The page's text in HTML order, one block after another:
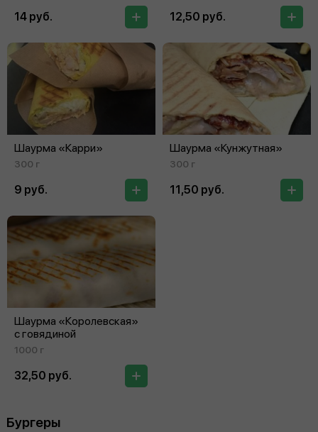
14 руб. 12,50 руб.
Шаурма «Карри»
300 г
9 руб.
Шаурма «Кунжутная»
300 г
11,50 руб.
Шаурма «Королевская»
с говядиной
1000 г
32,50 руб.
Бургеры